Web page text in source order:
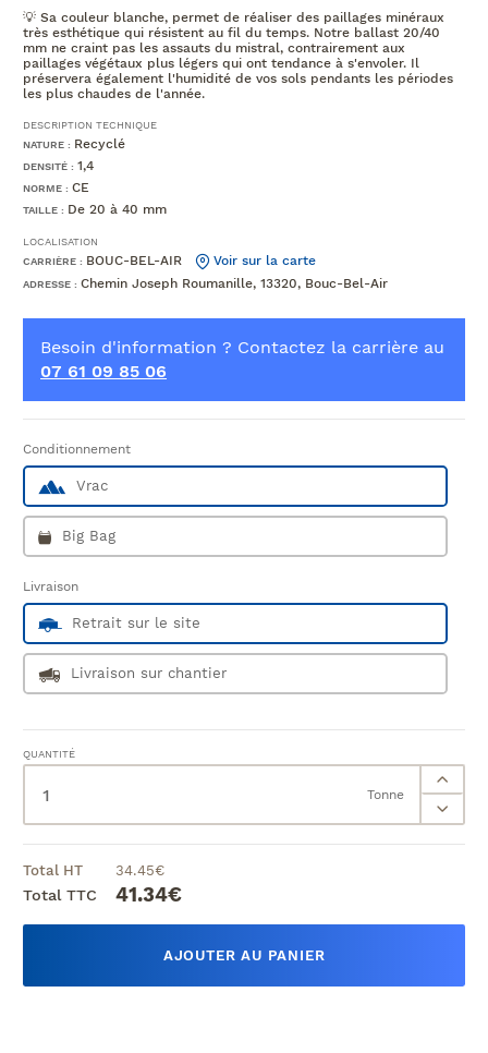
💡 Sa couleur blanche, permet de réaliser des paillages minéraux
très esthétique qui résistent au fil du temps. Notre ballast 20/40
mm ne craint pas les assauts du mistral, contrairement aux
paillages végétaux plus légers qui ont tendance à s'envoler. Il
préservera également l'humidité de vos sols pendants les périodes
les plus chaudes de l'année.
DESCRIPTION TECHNIQUE
NATURE : Recyclé
DENSITÉ : 1,4
NORME : CE
TAILLE : De 20 à 40 mm
LOCALISATION
CARRIÈRE : BOUC-BEL-AIR Voir sur la carte
ADRESSE : Chemin Joseph Roumanille, 13320, Bouc-Bel-Air
Besoin d'information ? Contactez la carrière au
07 61 09 85 06
Conditionnement
Vrac
Big Bag
Livraison
Retrait sur le site
Livraison sur chantier
QUANTITÉ
Tonne
Total HT 34.45€
Total TTC 41.34€
AJOUTER AU PANIER